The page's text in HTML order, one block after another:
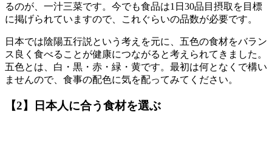
るのが、一汁三菜です。今でも食品は1日30品目摂取を目標
に掲げられていますので、これぐらいの品数が必要です。
日本では陰陽五行説という考えを元に、五色の食材をバラン
ス良く食べることが健康につながると考えられてきました。
五色とは、白・黒・赤・緑・黄です。最初は何となくで構い
ませんので、食事の配色に気を配ってみてください。
【2】日本人に合う食材を選ぶ